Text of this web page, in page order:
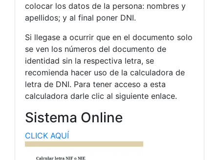
colocar los datos de la persona: nombres y
apellidos; y al final poner DNI.
Si llegase a ocurrir que en el documento solo
se ven los números del documento de
identidad sin la respectiva letra, se
recomienda hacer uso de la calculadora de
letra de DNI. Para tener acceso a esta
calculadora darle clic al siguiente enlace.
Sistema Online
CLICK AQUÍ